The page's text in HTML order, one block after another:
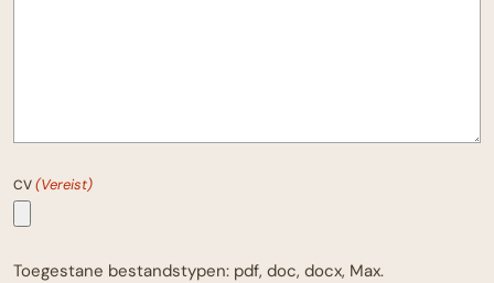
CV (Vereist)
Toegestane bestandstypen: pdf, doc, docx, Max.